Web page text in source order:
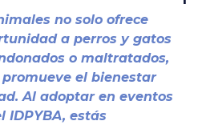
no solo ofrece
a perros y gatos
o maltratados,
el bienestar
Al adoptar en eventos
IDPYBA, estás